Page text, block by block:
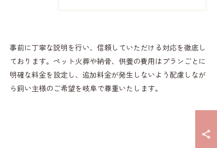
事前に丁寧な説明を行い、信頼していただける対応を徹底し
ております。ペット火葬や納骨、供養の費用はプランごとに
明確な料金を設定し、追加料金が発生しないよう配慮しなが
ら飼い主様のご希望を岐阜で尊重いたします。